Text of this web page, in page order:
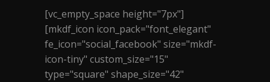
[vc_empty_space height="7px"]
[mkdf_icon icon_pack="font_elegant"
fe_icon="social_facebook" size="mkdf-
icon-tiny" custom_size="15"
type="square" shape_size="42"